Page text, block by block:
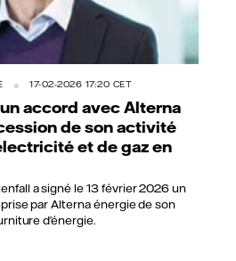
17-02-2026 17:20 CET
accord avec Alterna
de son activité
et de gaz en
a signé le 13 février 2026 un
par Alterna énergie de son
d’énergie.